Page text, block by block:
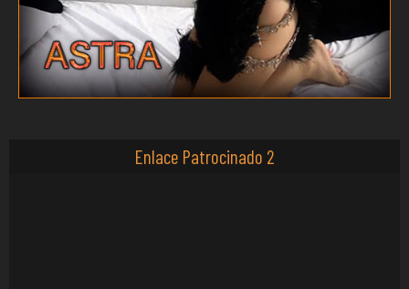
Enlace Patrocinado 2